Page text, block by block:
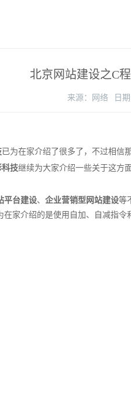
北京网站建设之C
来源： 网络 日期
已为在家介绍了很多了，不过相信
科技继续为大家介绍一些关于这方
平台建设、 企业营销型网站建设等
在家介绍的是使用自加、自减指令